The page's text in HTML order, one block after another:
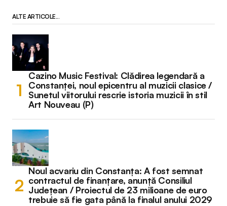
ALTE ARTICOLE...
Cazino Music Festival: Clădirea legendară a
Constanței, noul epicentru al muzicii clasice /
Sunetul viitorului rescrie istoria muzicii în stil
Art Nouveau (P)
Noul acvariu din Constanța: A fost semnat
contractul de finanțare, anunță Consiliul
Județean / Proiectul de 23 milioane de euro
trebuie să fie gata până la finalul anului 2029